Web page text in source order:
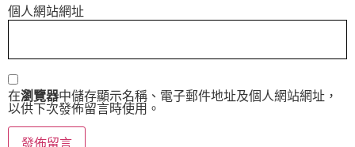
個人網站網址
在瀏覽器中儲存顯示名稱、電子郵件地址及個人網站網址，
以供下次發佈留言時使用。